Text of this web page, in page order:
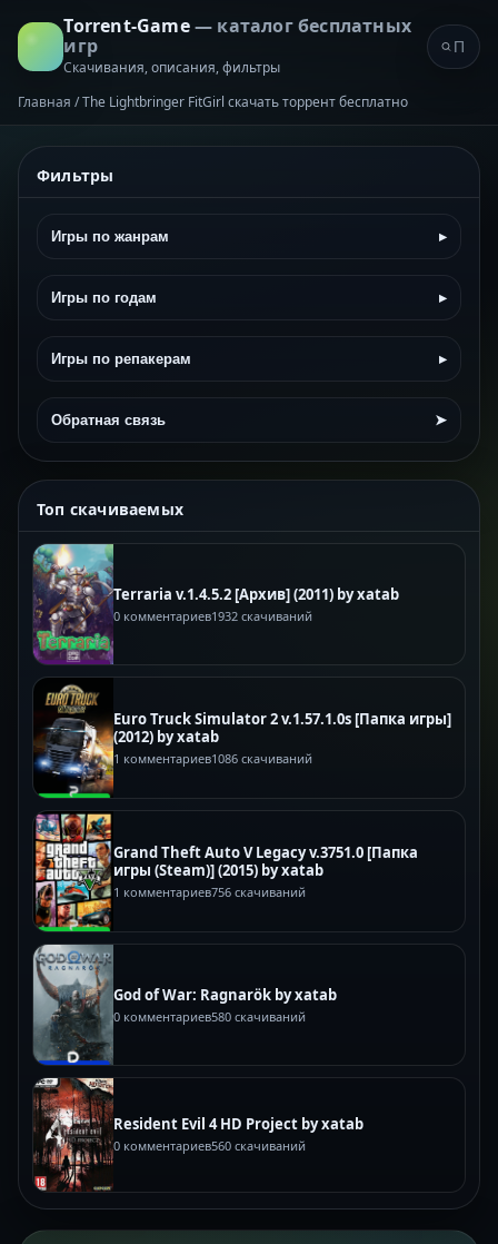
Torrent-Game— каталог бесплатных
игр
Скачивания, описания, фильтры
Главная /The Lightbringer FitGirl скачать торрент бесплатно
Фильтры
Игры по жанрам ▸
Игры по годам ▸
Игры по репакерам ▸
Обратная связь ➤
Топ скачиваемых
Terraria v.1.4.5.2 [Архив] (2011) by xatab
0 комментариев1932 скачиваний
Euro Truck Simulator 2 v.1.57.1.0s [Папка игры]
(2012) by xatab
1 комментариев1086 скачиваний
Grand Theft Auto V Legacy v.3751.0 [Папка
игры (Steam)] (2015) by xatab
1 комментариев756 скачиваний
God of War: Ragnarök by xatab
0 комментариев580 скачиваний
Resident Evil 4 HD Project by xatab
0 комментариев560 скачиваний